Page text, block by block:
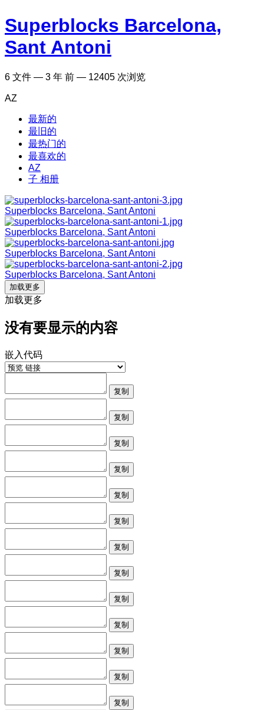
Superblocks Barcelona,
Sant Antoni
6 文件 — 3 年 前 — 12405 次浏览
AZ
最新的
最旧的
最热门的
最喜欢的
AZ
子 相册
Superblocks Barcelona, Sant Antoni
Superblocks Barcelona, Sant Antoni
Superblocks Barcelona, Sant Antoni
Superblocks Barcelona, Sant Antoni
加载更多
加载更多
没有要显示的内容
嵌入代码
复制
复制
复制
复制
复制
复制
复制
复制
复制
复制
复制
复制
复制